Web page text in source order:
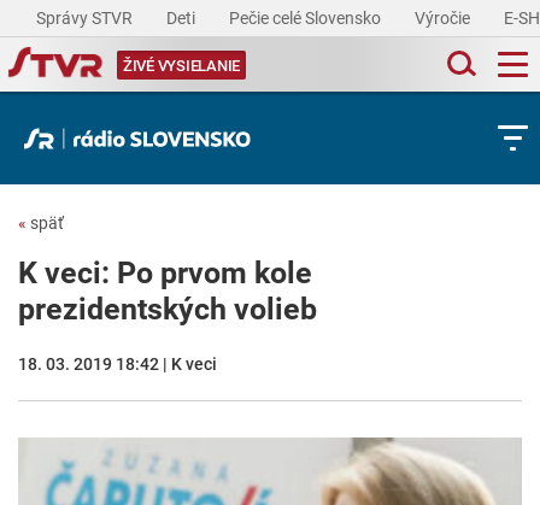
Správy STVR Deti Pečie celé Slovensko Výročie E-
ŽIVÉ VYSIELANIE
« späť
K veci: Po prvom kole
prezidentských volieb
18. 03. 2019 18:42 | K veci